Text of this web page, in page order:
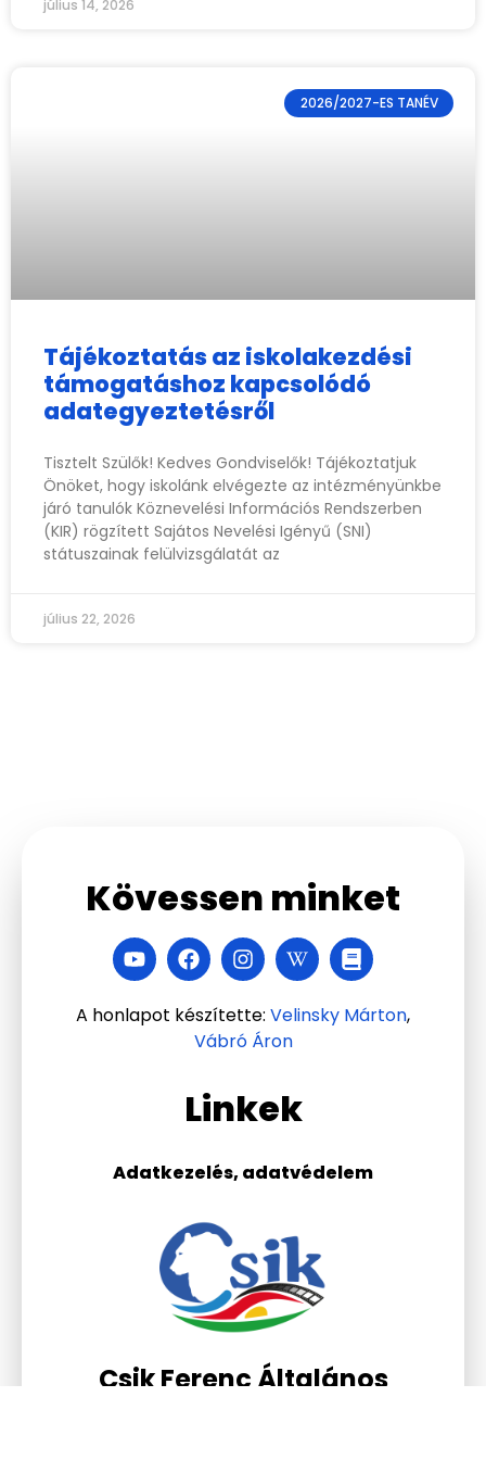
július 14, 2026
2026/2027-ES TANÉV
Tájékoztatás az iskolakezdési
támogatáshoz kapcsolódó
adategyeztetésről
Tisztelt Szülők! Kedves Gondviselők! Tájékoztatjuk
Önöket, hogy iskolánk elvégezte az intézményünkbe
járó tanulók Köznevelési Információs Rendszerben
(KIR) rögzített Sajátos Nevelési Igényű (SNI)
státuszainak felülvizsgálatát az
július 22, 2026
Csik Ferenc Általános
Linkek
Adatkezelés, adatvédelem
Kövessen minket
A honlapot készítette: Velinsky Márton,
Vábró Áron